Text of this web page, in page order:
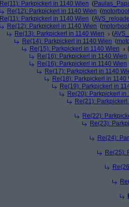
Re(11): Parkpickerl in 1140 Wien (
Re(12): Parkpickerl in 1140 Wien (motorboot
Re(11): Parkpickerl in 1140 Wien (
Re(12): Parkpickerl in 1140 Wien (motorboot
Re(13): Parkpickerl in 1140 Wien
(
Re(14): Parkpickerl in 1140 Wien (
Re(15): Parkpickerl in 1140 Wien
(
Re(16): Parkpickerl in 1140 Wien
Re(16): Parkpickerl in 1140 Wien
Re(17): Parkpickerl in 1140
Re(18): Parkpickerl in 1140
Re(19): Parkpickerl in
Re(20): Parkpickerl in
Re(21):
Re(22):
Re(23):
Re(24):
Re(25):